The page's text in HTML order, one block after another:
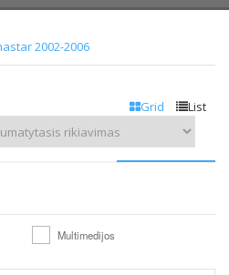
2002-2006
Grid List
Multimedijos